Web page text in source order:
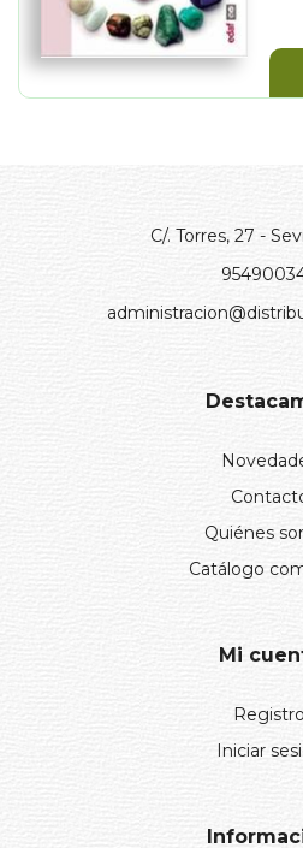
C/. Torres, 27 -
Quiénes
Catálogo
Mi
Registro
Iniciar